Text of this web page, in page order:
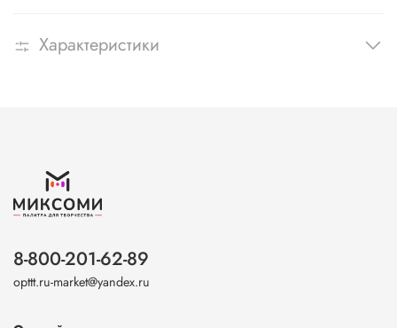
Характеристики
8-800-201-62-89
opttt.ru-market@yandex.ru